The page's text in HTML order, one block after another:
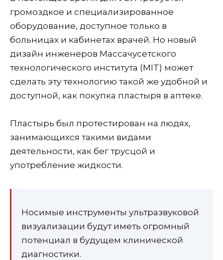
громоздкое и специализированное
оборудование, доступное только в
больницах и кабинетах врачей. Но новый
дизайн инженеров Массачусетского
технологического института (MIT) может
сделать эту технологию такой же удобной и
доступной, как покупка пластыря в аптеке.
Пластырь был протестирован на людях,
занимающихся такими видами
деятельности, как бег трусцой и
употребление жидкости.
Носимые инструменты ультразвуковой
визуализации будут иметь огромный
потенциал в будущем клинической
диагностики.